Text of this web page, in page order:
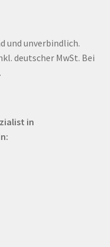
und unverbindlich.
deutscher MwSt. Bei
in